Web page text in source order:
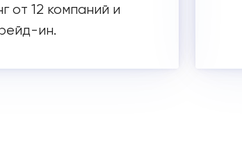
от 12 компаний и
ин.